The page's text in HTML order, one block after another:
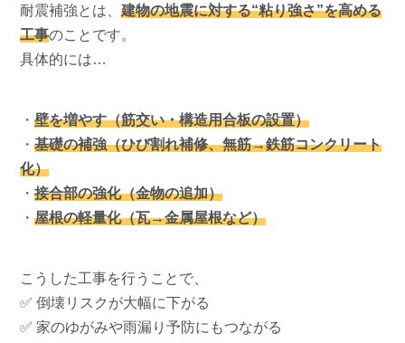
耐震補強とは、建物の地震に対する“粘り強さ”を高める
工事のことです。
具体的には…
・壁を増やす（筋交い・構造用合板の設置）
・基礎の補強（ひび割れ補修、無筋→鉄筋コンクリート
化）
・接合部の強化（金物の追加）
・屋根の軽量化（瓦→金属屋根など）
こうした工事を行うことで、
✅ 倒壊リスクが大幅に下がる
✅ 家のゆがみや雨漏り予防にもつながる